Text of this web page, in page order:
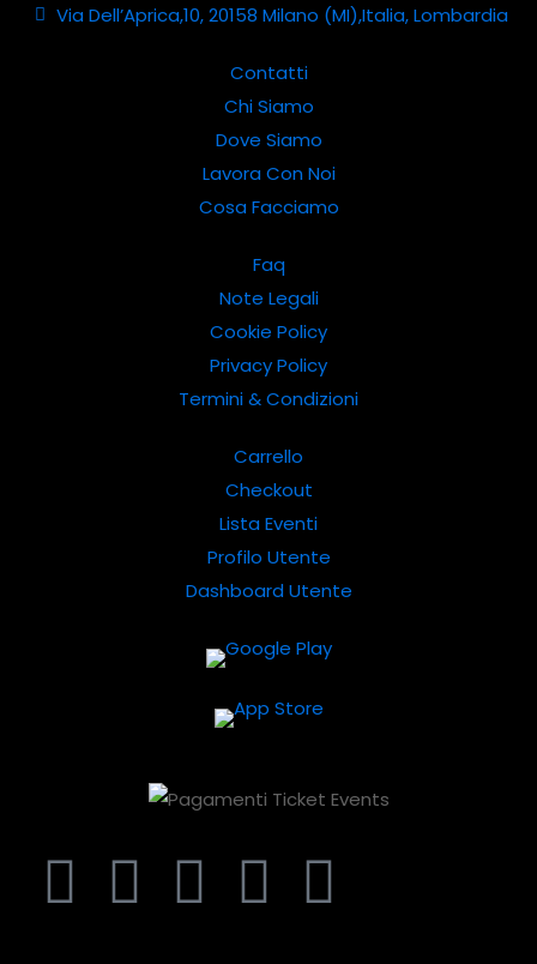
Via Dell’Aprica,10, 20158 Milano (MI),Italia, Lombardia
Contatti
Chi Siamo
Dove Siamo
Lavora Con Noi
Cosa Facciamo
Faq
Note Legali
Cookie Policy
Privacy Policy
Termini & Condizioni
Carrello
Checkout
Lista Eventi
Profilo Utente
Dashboard Utente